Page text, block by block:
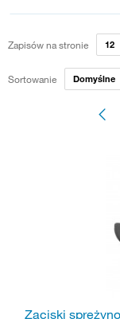
Zapisów na stronie 12
Sortowanie Domyślne
Zaciski